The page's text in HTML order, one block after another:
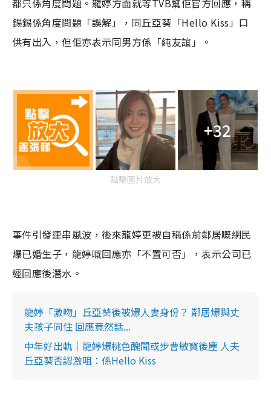
都只係角度問題。龍婷方面就等TVB幫佢官方回應，稱
錫錫係角度問題「誤解」，同丘亞葵「Hello Kiss」口
供有出入，但佢亦表示同男方係「純友誼」。
+32
點擊圖片放大
事件引發連串風波，後來龍婷更被自稱係前鄰居嘅網民
爆已婚生子，龍婷嘅回應亦「不置可否」，表示公司已
經回應後潛水。
龍婷「激吻」丘亞葵後被爆人妻身份？ 鄰居爆與丈
夫孩子同住 回應竟然話...
中年好出軌│龍婷爆桃色醜聞或步曹敏寶後塵 人夫
丘亞葵否認激咀：係Hello Kiss